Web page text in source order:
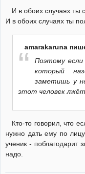
И в обоих случаях ты
И в обоих случаях ты
amarakaruna
Поэтому если
который
заметишь у
этот человек
Кто-то говорил, что
нужно дать ему по
ученик - поблагодарит
надо.